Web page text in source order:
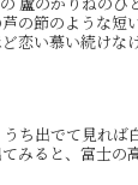
の節のような短
恋い慕い続けな
ち出でて見れば
みると、富士の